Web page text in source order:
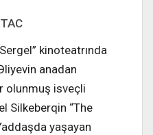
kinoteatrında
anadan
olunmuş isveçli
Silkeberqin “The
yaşayan